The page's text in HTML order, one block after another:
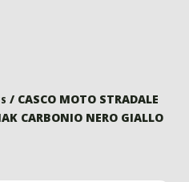
/ CASCO MOTO STRADALE
CARBONIO NERO GIALLO